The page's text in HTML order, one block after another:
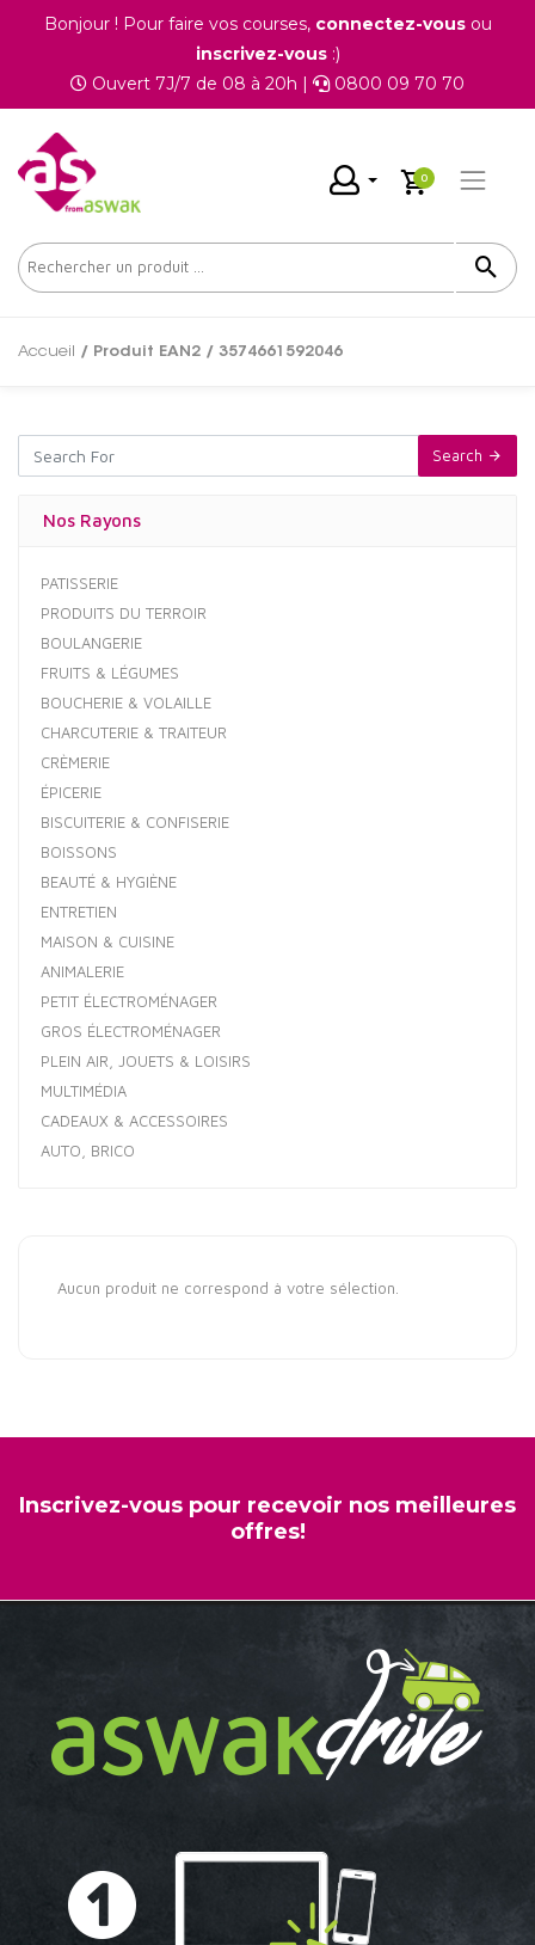
Bonjour ! Pour faire vos courses, connectez-vousou
inscrivez-vous:)
Ouvert 7J/7 de 08 à 20h |
0800 09 70 70
0
Accueil / Produit EAN2 / 3574661592046
Search
Nos Rayons
PATISSERIE
PRODUITS DU TERROIR
BOULANGERIE
FRUITS & LÉGUMES
BOUCHERIE & VOLAILLE
CHARCUTERIE & TRAITEUR
CRÈMERIE
ÉPICERIE
BISCUITERIE & CONFISERIE
BOISSONS
BEAUTÉ & HYGIÈNE
ENTRETIEN
MAISON & CUISINE
ANIMALERIE
PETIT ÉLECTROMÉNAGER
GROS ÉLECTROMÉNAGER
PLEIN AIR, JOUETS & LOISIRS
MULTIMÉDIA
CADEAUX & ACCESSOIRES
AUTO, BRICO
Aucun produit ne correspond à votre sélection.
Inscrivez-vous pour recevoir nos meilleures
offres!